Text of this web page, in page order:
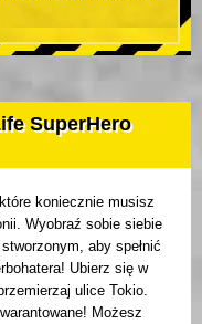
SuperHero
koniecznie musisz
Wyobraź sobie siebie
aby spełnić
Ubierz się w
ulice Tokio.
Możesz